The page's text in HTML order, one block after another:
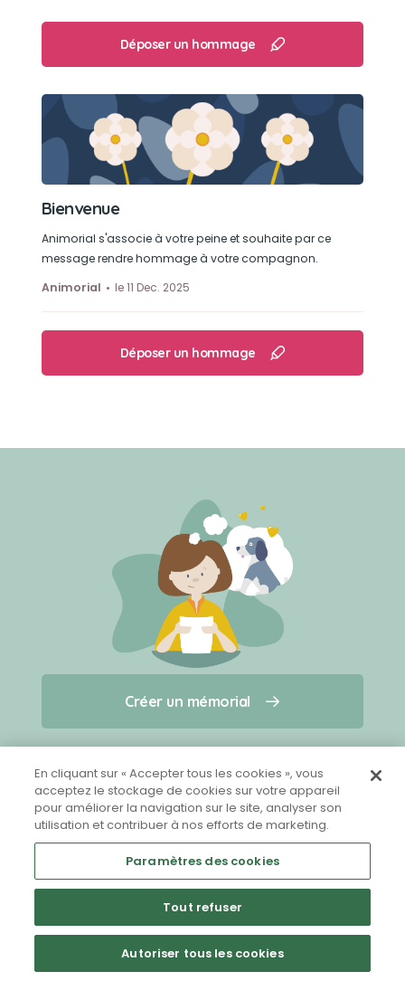
Créer un mémorial
Qui sommes-nous ?
Nous contacter
Partager sur Facebook
Son loisir préféré
adorait les Schmackos.
Déposer un hommage
Bienvenue
Animorial s'associe à votre peine et souhaite par ce
message rendre hommage à votre compagnon.
Animorial
le 11 Dec. 2025
Déposer un hommage
Créer un mémorial
En cliquant sur « Accepter tous les cookies », vous
acceptez le stockage de cookies sur votre appareil
pour améliorer la navigation sur le site, analyser son
utilisation et contribuer à nos efforts de marketing.
Paramètres des cookies
Tout refuser
Autoriser tous les cookies